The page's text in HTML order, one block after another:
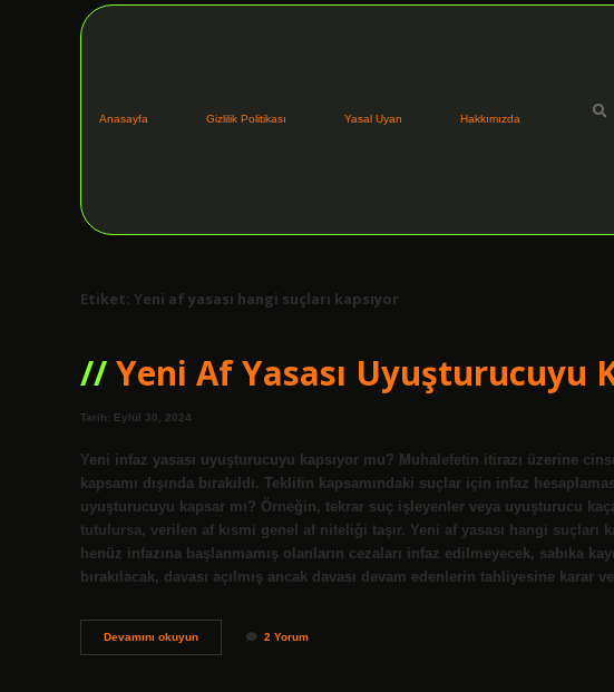
Anasayfa Gizlilik Politikası Yasal Uyarı Hakkımızda
Etiket: Yeni af yasası hangi suçları kapsıyor
Yeni Af Yasası Uyuşturucuyu
Tarih: Eylül 30, 2024
Yeni infaz yasası uyuşturucuyu kapsıyor mu? Muhalefetin itirazı üzerine
kapsamı dışında bırakıldı. Teklifin kapsamındaki suçlar için infaz
uyuşturucuyu kapsar mı? Örneğin, tekrar suç işleyenler veya uyuşturucu
tutulursa, verilen af ​​kısmi genel af niteliği taşır. Yeni af yasası hangi suçları
henüz infazına başlanmamış olanların cezaları infaz edilmeyecek, sabıka
bırakılacak, davası açılmış ancak davası devam edenlerin tahliyesine karar
Devamını okuyunYeni
Af
2 Yorum